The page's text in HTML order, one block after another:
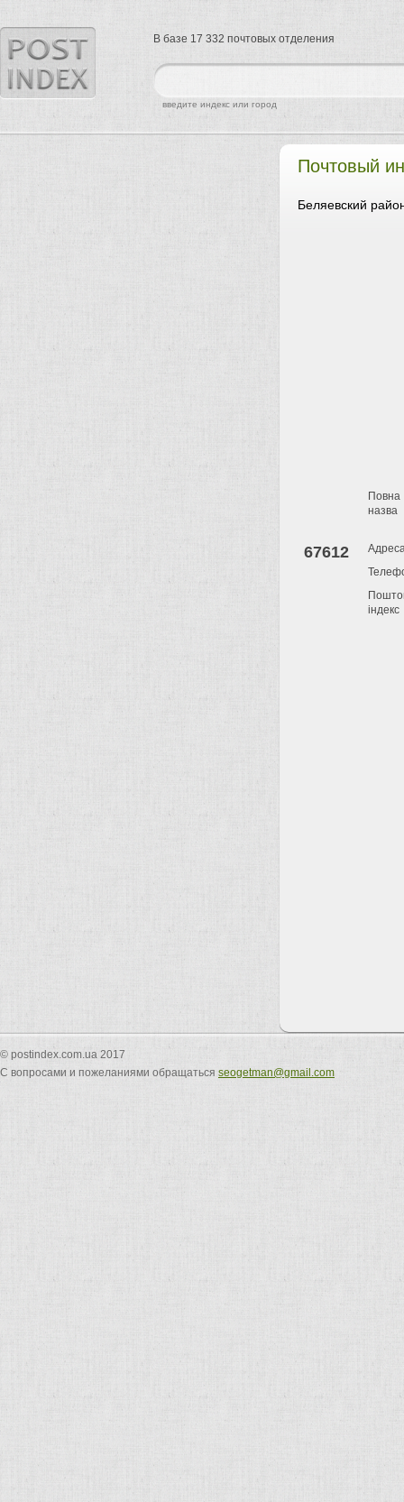
Почтовый
Беляевский
67612
Повна
назва
індекс
найти
введите индекс или город
В базе 17 332 почтовых отделения
© postindex.com.ua 2017
С вопросами и пожеланиями обращаться seogetman@gmail.com